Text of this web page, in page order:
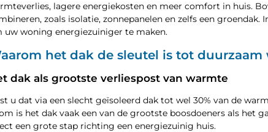
lagere energiekosten en meer comfort in huis.
zoals isolatie, zonnepanelen en zelfs een
uw woning energiezuiniger te maken.
het dak de sleutel is tot duurzaam
dak als grootste verliespost van warmte
u dat via een slecht geïsoleerd dak tot wel 30% van de
is het dak vaak een van de grootste boosdoeners als het
een grote stap richting een energiezuinig huis.